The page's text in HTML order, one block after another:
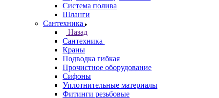
Система полива
Шланги
Сантехника
Назад
Сантехника
Краны
Подводка гибкая
Прочистное оборудование
Сифоны
Уплотнительные материалы
Фитинги резьбовые